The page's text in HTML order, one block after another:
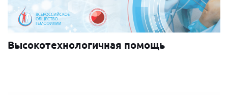
Высокотехнологичная помощь